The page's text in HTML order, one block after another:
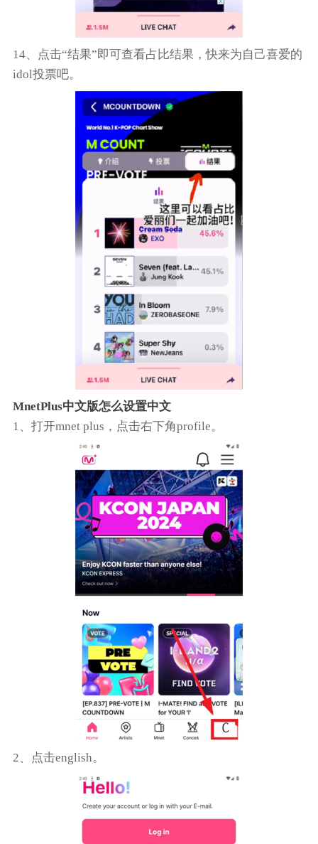
14、点击“结果”即可查看占比结果，快来为自己喜爱的
idol投票吧。
MnetPlus中文版怎么设置中文
1、打开mnet plus，点击右下角profile。
2、点击english。